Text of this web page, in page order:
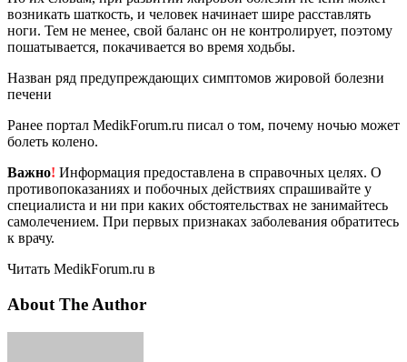
возникать шаткость, и человек начинает шире расставлять
ноги. Тем не менее, свой баланс он не контролирует, поэтому
пошатывается, покачивается во время ходьбы.
Назван ряд предупреждающих симптомов жировой болезни
печени
Ранее портал MedikForum.ru писал о том, почему ночью может
болеть колено.
Важно! Информация предоставлена в справочных целях. О
противопоказаниях и побочных действиях спрашивайте у
специалиста и ни при каких обстоятельствах не занимайтесь
самолечением. При первых признаках заболевания обратитесь
к врачу.
Читать MedikForum.ru в
About The Author